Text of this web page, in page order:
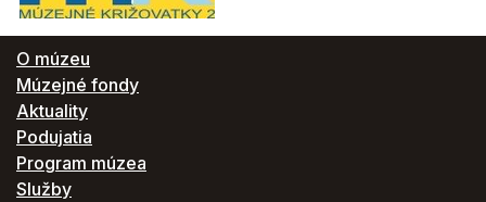
O múzeu
Múzejné fondy
Aktuality
Podujatia
Program múzea
Služby